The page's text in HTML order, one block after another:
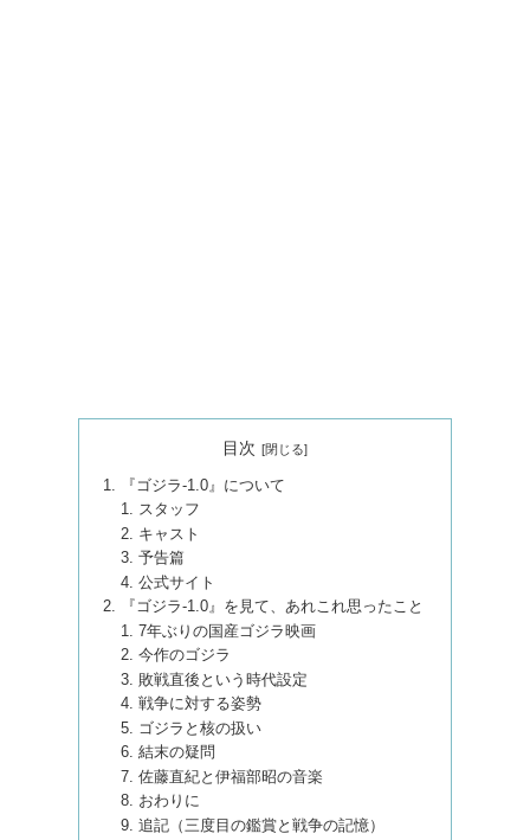
目次
『ゴジラ-1.0』について
スタッフ
キャスト
予告篇
公式サイト
『ゴジラ-1.0』を見て、あれこれ思ったこと
7年ぶりの国産ゴジラ映画
今作のゴジラ
敗戦直後という時代設定
戦争に対する姿勢
ゴジラと核の扱い
結末の疑問
佐藤直紀と伊福部昭の音楽
おわりに
追記（三度目の鑑賞と戦争の記憶）